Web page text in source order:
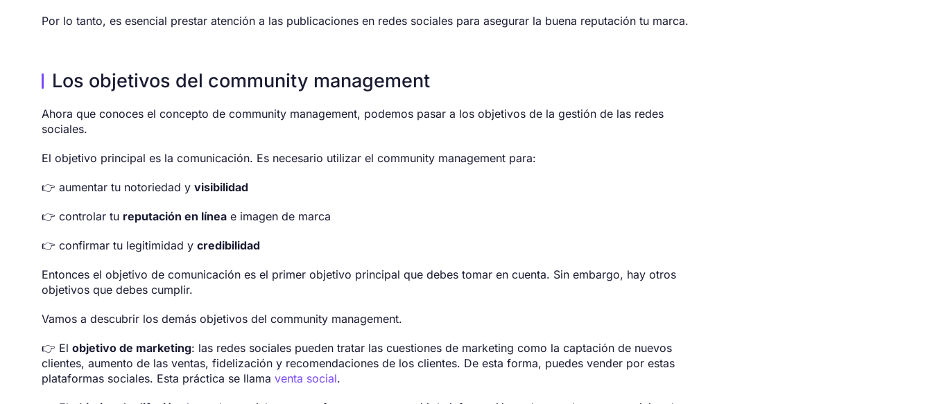
Por lo tanto, es esencial prestar atención a las publicaciones en redes sociales para asegurar la buena reputación tu marca.
Los objetivos del community management
Ahora que conoces el concepto de community management, podemos pasar a los objetivos de la gestión de las redes
sociales.
El objetivo principal es la comunicación. Es necesario utilizar el community management para:
👉 aumentar tu notoriedad y visibilidad
👉 controlar tu reputación en línea e imagen de marca
👉 confirmar tu legitimidad y credibilidad
Entonces el objetivo de comunicación es el primer objetivo principal que debes tomar en cuenta. Sin embargo, hay otros
objetivos que debes cumplir.
Vamos a descubrir los demás objetivos del community management.
👉 El objetivo de marketing: las redes sociales pueden tratar las cuestiones de marketing como la captación de nuevos
clientes, aumento de las ventas, fidelización y recomendaciones de los clientes. De esta forma, puedes vender por estas
plataformas sociales. Esta práctica se llama venta social.